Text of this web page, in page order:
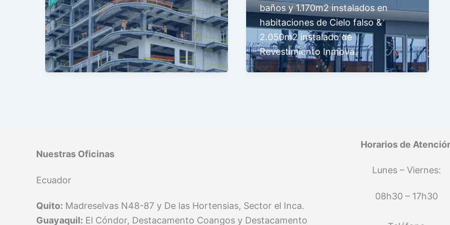
baños y 1.170m2 instalados en
habitaciones de Cielo falso &
2.050m2 instalado de
Revestimiento Inmova.
Nuestras Oficinas
Ecuador
Quito: Madreselvas N48-87 y De las Hortensias, Sector el Inca.
Guayaquil: El Cóndor, Destacamento Coangos y Destacamento
Horarios de
Lunes – Viernes:
08h30 – 17h30